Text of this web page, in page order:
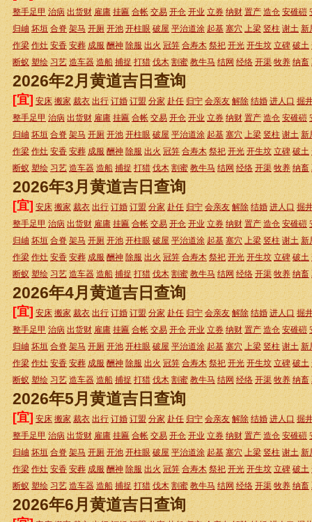
整手足甲 治病 出货财 雇庸 挂匾 合帐 交易 开仓 开业 立券 纳财 置产 造仓 安碓磑
归岫 坏垣 合脊 架马 开厕 开池 开柱眼 破屋 平治道涂 起基 塞穴 上梁 竖柱 谢土 新
作梁 作灶 安香 安葬 成服 酬神 除服 出火 冠笄 合寿木 祭祀 开光 开生坟 立碑 破土
断蚁 塑绘 习艺 造车器 造船 捕捉 打猎 伐木 割蜜 教牛马 结网 经络 开渠 牧养 纳畜
2026年2月黄道吉日查询
[宜] 安床 搬家 裁衣 出行 订婚 订盟 分家 赴任 归宁 会亲友 解除 结婚 进人口 掘
整手足甲 治病 出货财 雇庸 挂匾 合帐 交易 开仓 开业 立券 纳财 置产 造仓 安碓磑
归岫 坏垣 合脊 架马 开厕 开池 开柱眼 破屋 平治道涂 起基 塞穴 上梁 竖柱 谢土 新
作梁 作灶 安香 安葬 成服 酬神 除服 出火 冠笄 合寿木 祭祀 开光 开生坟 立碑 破土
断蚁 塑绘 习艺 造车器 造船 捕捉 打猎 伐木 割蜜 教牛马 结网 经络 开渠 牧养 纳畜
2026年3月黄道吉日查询
[宜] 安床 搬家 裁衣 出行 订婚 订盟 分家 赴任 归宁 会亲友 解除 结婚 进人口 掘
整手足甲 治病 出货财 雇庸 挂匾 合帐 交易 开仓 开业 立券 纳财 置产 造仓 安碓磑
归岫 坏垣 合脊 架马 开厕 开池 开柱眼 破屋 平治道涂 起基 塞穴 上梁 竖柱 谢土 新
作梁 作灶 安香 安葬 成服 酬神 除服 出火 冠笄 合寿木 祭祀 开光 开生坟 立碑 破土
断蚁 塑绘 习艺 造车器 造船 捕捉 打猎 伐木 割蜜 教牛马 结网 经络 开渠 牧养 纳畜
2026年4月黄道吉日查询
[宜] 安床 搬家 裁衣 出行 订婚 订盟 分家 赴任 归宁 会亲友 解除 结婚 进人口 掘
整手足甲 治病 出货财 雇庸 挂匾 合帐 交易 开仓 开业 立券 纳财 置产 造仓 安碓磑
归岫 坏垣 合脊 架马 开厕 开池 开柱眼 破屋 平治道涂 起基 塞穴 上梁 竖柱 谢土 新
作梁 作灶 安香 安葬 成服 酬神 除服 出火 冠笄 合寿木 祭祀 开光 开生坟 立碑 破土
断蚁 塑绘 习艺 造车器 造船 捕捉 打猎 伐木 割蜜 教牛马 结网 经络 开渠 牧养 纳畜
2026年5月黄道吉日查询
[宜] 安床 搬家 裁衣 出行 订婚 订盟 分家 赴任 归宁 会亲友 解除 结婚 进人口 掘
整手足甲 治病 出货财 雇庸 挂匾 合帐 交易 开仓 开业 立券 纳财 置产 造仓 安碓磑
归岫 坏垣 合脊 架马 开厕 开池 开柱眼 破屋 平治道涂 起基 塞穴 上梁 竖柱 谢土 新
作梁 作灶 安香 安葬 成服 酬神 除服 出火 冠笄 合寿木 祭祀 开光 开生坟 立碑 破土
断蚁 塑绘 习艺 造车器 造船 捕捉 打猎 伐木 割蜜 教牛马 结网 经络 开渠 牧养 纳畜
2026年6月黄道吉日查询